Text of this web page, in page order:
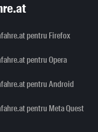
pentru Firefox
pentru Opera
pentru Android
pentru Meta Quest